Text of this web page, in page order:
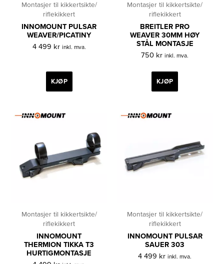
Montasjer til kikkertsikte/
riflekikkert
INNOMOUNT PULSAR
WEAVER/PICATINY
4 499 kr inkl. mva.
KJØP
Montasjer til kikkertsikte/
riflekikkert
BREITLER PRO
WEAVER 30MM HØY
STÅL MONTASJE
750 kr inkl. mva.
KJØP
Montasjer til kikkertsikte/
riflekikkert
INNOMOUNT
THERMION TIKKA T3
HURTIGMONTASJE
Montasjer til kikkertsikte/
riflekikkert
INNOMOUNT PULSAR
SAUER 303
4 499 kr inkl. mva.